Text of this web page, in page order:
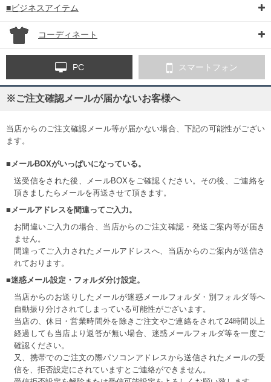
■ビジネスアイテム
コーディネート
PC スマートフォン
※ご注文確認メールが届かないお客様へ
当店からのご注文確認メール等が届かない場合、下記の可能性がござい
ます。
■メールBOXがいっぱいになっている。
送受信をされた後、メールBOXをご確認ください。その後、ご連絡を
頂きましたらメールを再送させて頂きます。
■メールアドレスを間違ってご入力。
お間違いご入力の場合、当店からのご注文確認・発送ご案内等が届き
ません。
間違ってご入力されたメールアドレスへ、当店からのご案内が送信さ
れております。
■迷惑メール設定・フォルダ分け設定。
当店からのお送りしたメールが迷惑メールフォルダ・別フォルダ等へ
自動振り分けされてしまっている可能性がございます。
当店の、休日・営業時間外を除きご注文やご連絡をされて24時間以上
経過しても当店より返答が無い場合、迷惑メールフォルダ等を一度ご
確認ください。
又、携帯でのご注文の際パソコンアドレスから送信されたメールの受
信を、拒否設定にされていますとご連絡ができません。